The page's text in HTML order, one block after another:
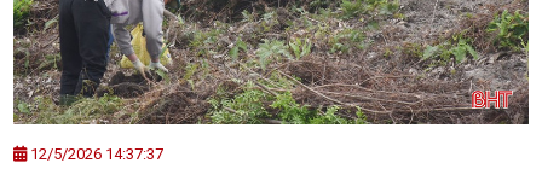
12/5/2026 14:37:37